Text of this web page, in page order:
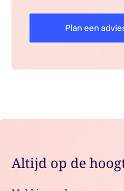
Plan een
Altijd op de